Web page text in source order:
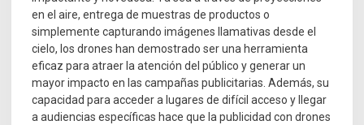
en el aire, entrega de muestras de productos o
simplemente capturando imágenes llamativas desde el
cielo, los drones han demostrado ser una herramienta
eficaz para atraer la atención del público y generar un
mayor impacto en las campañas publicitarias. Además, su
capacidad para acceder a lugares de difícil acceso y llegar
a audiencias específicas hace que la publicidad con drones